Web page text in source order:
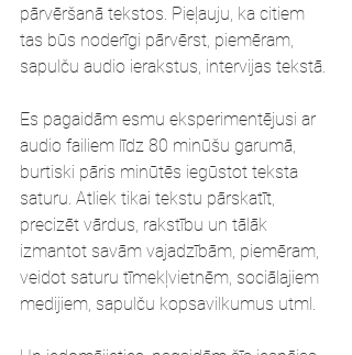
pārvēršanā tekstos. Pieļauju, ka citiem
tas būs noderīgi pārvērst, piemēram,
sapulču audio ierakstus, intervijas tekstā.
Es pagaidām esmu eksperimentējusi ar
audio failiem līdz 80 minūšu garumā,
burtiski pāris minūtēs iegūstot teksta
saturu. Atliek tikai tekstu pārskatīt,
precizēt vārdus, rakstību un tālāk
izmantot savām vajadzībām, piemēram,
veidot saturu tīmekļvietnēm, sociālajiem
medijiem, sapulču kopsavilkumus utml.